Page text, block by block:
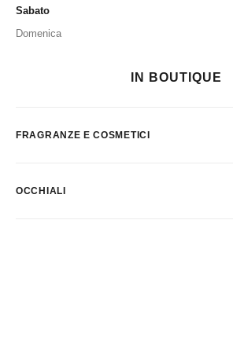
Sabato
Domenica
IN BOUTIQUE
FRAGRANZE E COSMETICI
OCCHIALI